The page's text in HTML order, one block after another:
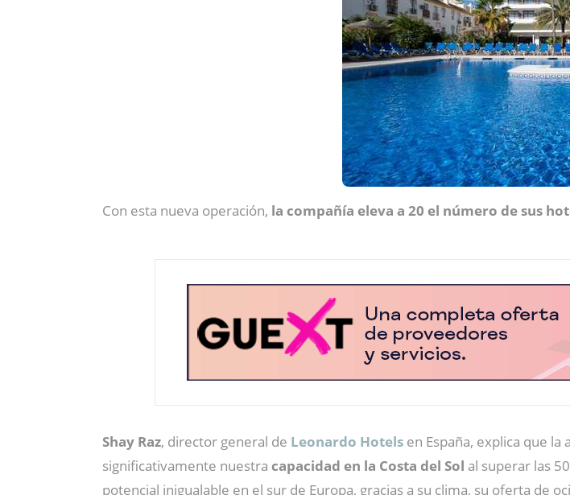
Con esta nueva operación, la compañía eleva a 20 el número de sus
Shay Raz, director general de Leonardo Hotels en España, explica que
significativamente nuestra capacidad en la Costa del Sol al superar las
potencial inigualable en el sur de Europa, gracias a su clima, su oferta de